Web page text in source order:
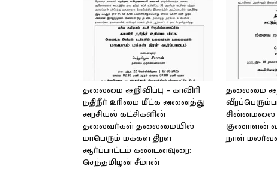
தலைமை அறிவிப்பு – காவிரி
நதிநீர் உரிமை மீட்க அனைத்து
அரசியல் கட்சிகளின்
தலைவர்கள் தலைமையில்
மாபெரும் மக்கள் திரள்
ஆர்ப்பாட்டம் கண்டனவுரை:
செந்தமிழன் சீமான்
தலைமை
சின்னமலை
குணாளன்
நாள்